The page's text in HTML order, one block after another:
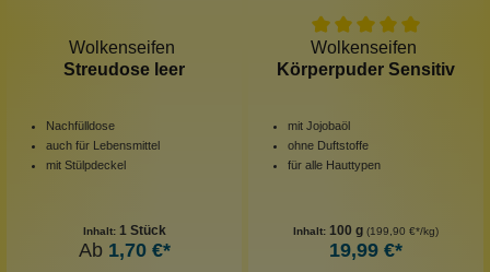
Wolkenseifen
Streudose leer
Nachfülldose
auch für Lebensmittel
mit Stülpdeckel
Inhalt: 1 Stück
Ab 1,70 €*
Wolkenseifen
Körperpuder Sensitiv
mit Jojobaöl
ohne Duftstoffe
für alle Hauttypen
Inhalt: 100 g (199,90 €*/kg)
19,99 €*